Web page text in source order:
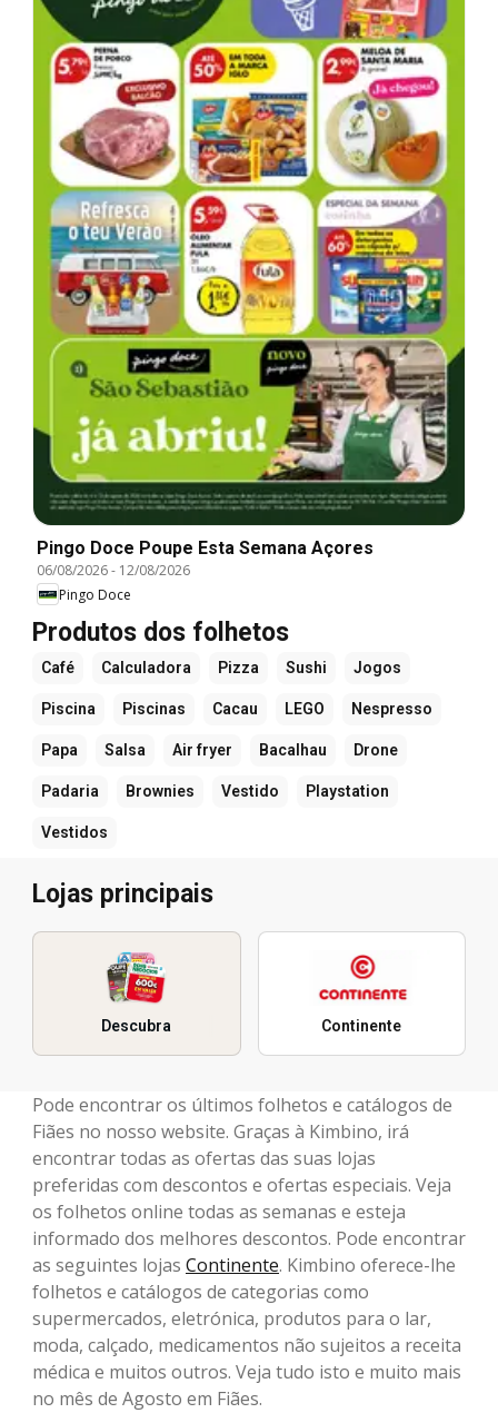
Pingo Doce Poupe Esta Semana Açores
06/08/2026- 12/08/2026
Pingo Doce
Produtos dos folhetos
Café Calculadora Pizza Sushi Jogos
Piscina Piscinas Cacau LEGO Nespresso
Papa Salsa Air fryer Bacalhau Drone
Padaria Brownies Vestido Playstation
Vestidos
Lojas principais
Descubra Continente
Pode encontrar os últimos folhetos e catálogos de
Fiães no nosso website. Graças à Kimbino, irá
encontrar todas as ofertas das suas lojas
preferidas com descontos e ofertas especiais. Veja
os folhetos online todas as semanas e esteja
informado dos melhores descontos. Pode encontrar
as seguintes lojas Continente. Kimbino oferece-lhe
folhetos e catálogos de categorias como
supermercados, eletrónica, produtos para o lar,
moda, calçado, medicamentos não sujeitos a receita
médica e muitos outros. Veja tudo isto e muito mais
no mês de Agosto em Fiães.